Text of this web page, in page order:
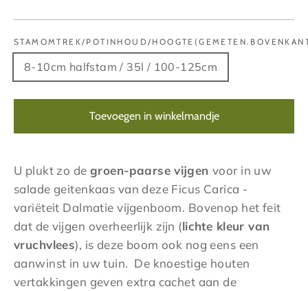
STAMOMTREK/POTINHOUD/
8-10cm halfstam / 35l / 100-125cm
Toevoegen in winkelmandje
U plukt zo de groen-paarse vijgenvoor in uw
salade geitenkaas van deze Ficus Carica -
variëteit Dalmatie vijgenboom. Bovenop het feit
dat de vijgen overheerlijk zijn (lichte kleur van
vruchvlees), is deze boom ook nog eens een
aanwinst in uw tuin. De knoestige houten
vertakkingen geven extra cachet aan de